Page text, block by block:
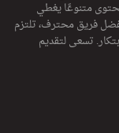
متنوعًا يغطي
بفضل فريق محترف، تلتزم
تسعى لتقديم